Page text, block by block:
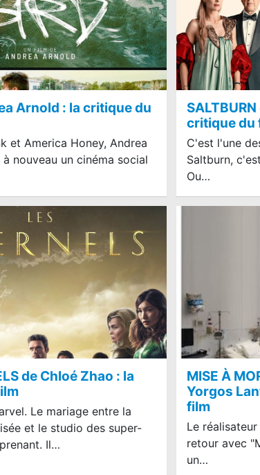
Arnold : la critique du
et America Honey, Andrea
nouveau un cinéma social
critique du
C'est l'une
Saltburn,
Ou…
de Chloé Zhao : la
Le mariage entre la
et le studio des super-
Il…
MISE À
Yorgos
film
Le
retour avec
un…